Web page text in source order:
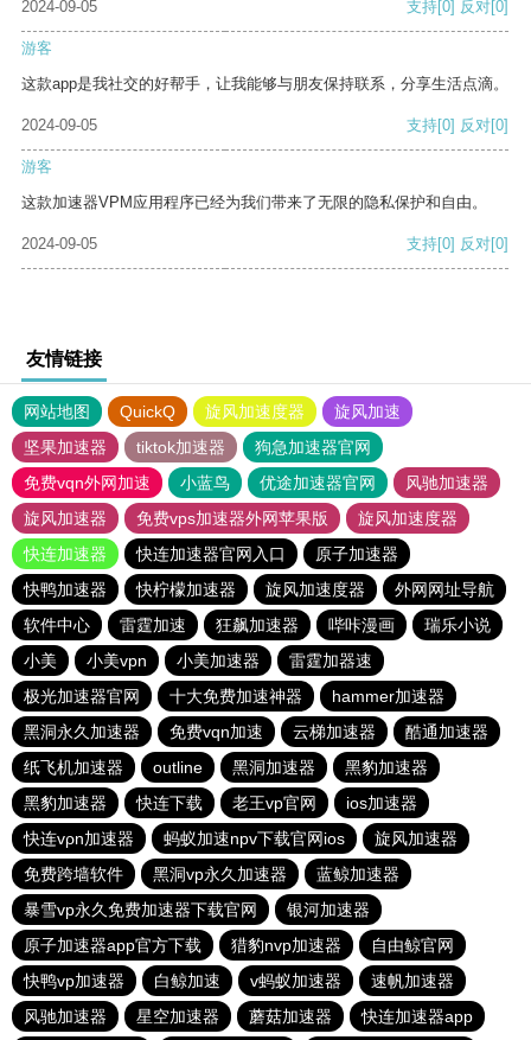
2024-09-05
支持[0] 反对[0]
游客
这款app是我社交的好帮手，让我能够与朋友保持联系，分享生活点滴。
2024-09-05 支持[0] 反对[0]
游客
这款加速器VPM应用程序已经为我们带来了无限的隐私保护和自由。
2024-09-05 支持[0] 反对[0]
友情链接
网站地图 QuickQ 旋风加速度器
旋风加速
坚果加速器
tiktok加速器
狗急加速器官网
免费vqn外网加速
小蓝鸟 优途加速器官网
风驰加速器
旋风加速器
免费vps加速器外网苹果版
旋风加速度器
快连加速器
快连加速器官网入口
原子加速器
快鸭加速器
快柠檬加速器 旋风加速度器
外网网址导航
软件中心
雷霆加速 狂飙加速器 哔咔漫画
瑞乐小说
小美
小美vpn 小美加速器
雷霆加器速
极光加速器官网
十大免费加速神器
hammer加速器
黑洞永久加速器
免费vqn加速 云梯加速器
酷通加速器
纸飞机加速器
outline 黑洞加速器
黑豹加速器
黑豹加速器
快连下载 老王vp官网
ios加速器
快连vρn加速器
蚂蚁加速npv下载官网ios
旋风加速器
免费跨墙软件
黑洞vp永久加速器
蓝鲸加速器
暴雪vp永久免费加速器下载官网
银河加速器
原子加速器app官方下载
猎豹nvp加速器
自由鲸官网
快鸭vp加速器
白鲸加速 v蚂蚁加速器
速帆加速器
风驰加速器
星空加速器 蘑菇加速器 快连加速器app